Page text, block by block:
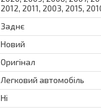
2012, 2011, 2003, 2015,
Заднє
Новий
Оригінал
Легковий автомобіль
Ні